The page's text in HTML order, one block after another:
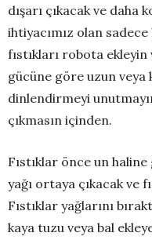
dışarı çıkacak ve daha
ihtiyacımız olan
fıstıkları robota
gücüne göre uzun veya
dinlendirmeyi
çıkmasın içinden.
Fıstıklar önce un
yağı ortaya çıkacak ve
Fıstıklar yağlarını
kaya tuzu veya bal